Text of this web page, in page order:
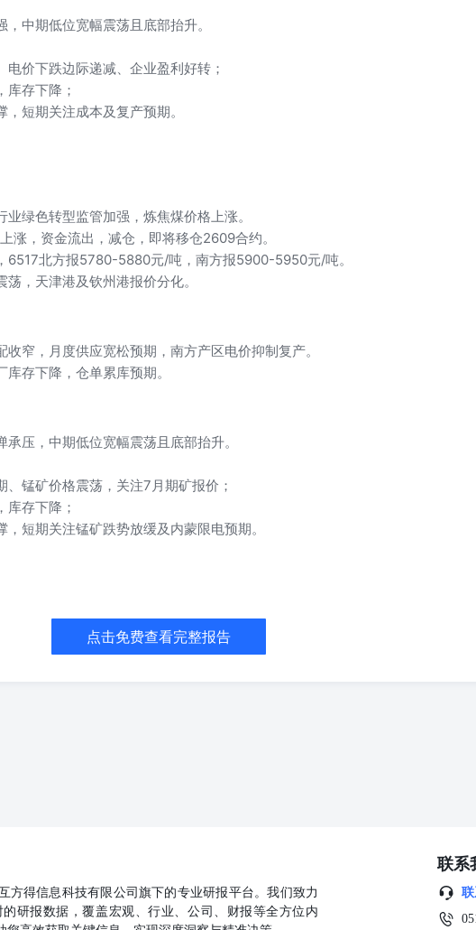
，中期低位宽幅震荡且底部抬升。
电价下跌边际递减、企业盈利好转；
库存下降；
，短期关注成本及复产预期。
业绿色转型监管加强，炼焦煤价格上涨。
涨，资金流出，减仓，即将移仓2609合约。
6517北方报5780-5880元/吨，南方报5900-5950元/吨。
，天津港及钦州港报价分化。
收窄，月度供应宽松预期，南方产区电价抑制复产。
存下降，仓单累库预期。
承压，中期低位宽幅震荡且底部抬升。
、锰矿价格震荡，关注7月期矿报价；
库存下降；
，短期关注锰矿跌势放缓及内蒙限电预期。
逐步结算，盘面偏强震荡 硅铁 【市场动态】 作者：李娟 1.宏观产业：中国物流与采
数较上月有所回升。其中，业务总量指数、新订单指数、固定资产投资完成额指数、
源：Mysteel） 铁合金分析师 从业资格号：F0291072交易咨询号：Z0012479 2.硅铁期
铁厂降库，仓单降库预期；（3）长期反内卷和节能降碳政策底支撑，短期关注成本
产业：国家发展改革委、国家能源局等五部门近期联合印发的《非化石能源电力消
），标志着我国高耗能行业的绿色转型进入了“数据化、精细化”的强监管新阶段。国
流煤种价格上涨150元/吨，其中低硫主焦煤（A11、S1、V23、G80，强度70以上）
点击免费查看完整报告
方得信息科技有限公司旗下的专业研报平台。我们致力
研报数据，覆盖宏观、行业、公司、财报等全方位内
联系